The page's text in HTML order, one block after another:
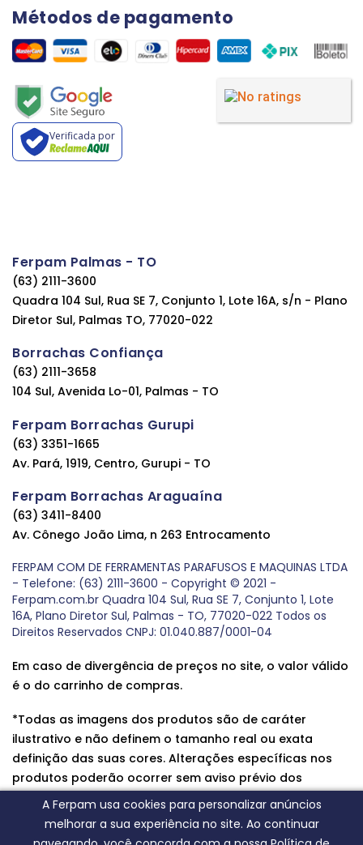
A Ferpam usa cookies para personalizar anúncios
melhorar a sua experiência no site. Ao continuar
Métodos de pagamento
Verificada por
Ferpam Palmas - TO
(63) 2111-3600
Quadra 104 Sul, Rua SE 7, Conjunto 1, Lote 16A, s/n - Plano
Diretor Sul, Palmas TO, 77020-022
Borrachas Confiança
(63) 2111-3658
104 Sul, Avenida Lo-01, Palmas - TO
Ferpam Borrachas Gurupi
(63) 3351-1665
Av. Pará, 1919, Centro, Gurupi - TO
Ferpam Borrachas Araguaína
(63) 3411-8400
Av. Cônego João Lima, n 263 Entrocamento
FERPAM COM DE FERRAMENTAS PARAFUSOS E MAQUINAS LTDA
- Telefone: (63) 2111-3600 - Copyright © 2021 -
Ferpam.com.br Quadra 104 Sul, Rua SE 7, Conjunto 1, Lote
16A, Plano Diretor Sul, Palmas - TO, 77020-022 Todos os
Direitos Reservados CNPJ: 01.040.887/0001-04
Em caso de divergência de preços no site, o valor válido
é o do carrinho de compras.
*Todas as imagens dos produtos são de caráter
ilustrativo e não definem o tamanho real ou exata
definição das suas cores. Alterações específicas nos
produtos poderão ocorrer sem aviso prévio dos
fornecedores, qualquer dúvida sobre nossos produtos
entre em contato conosco.